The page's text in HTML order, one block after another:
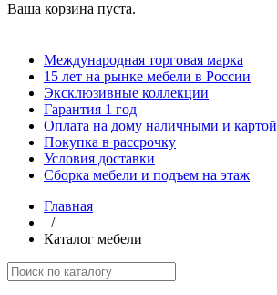
Ваша корзина пуста.
Международная торговая марка
15 лет на рынке мебели в России
Эксклюзивные коллекции
Гарантия 1 год
Оплата на дому наличными и картой
Покупка в рассрочку
Условия доставки
Сборка мебели и подъем на этаж
Главная
/
Каталог мебели